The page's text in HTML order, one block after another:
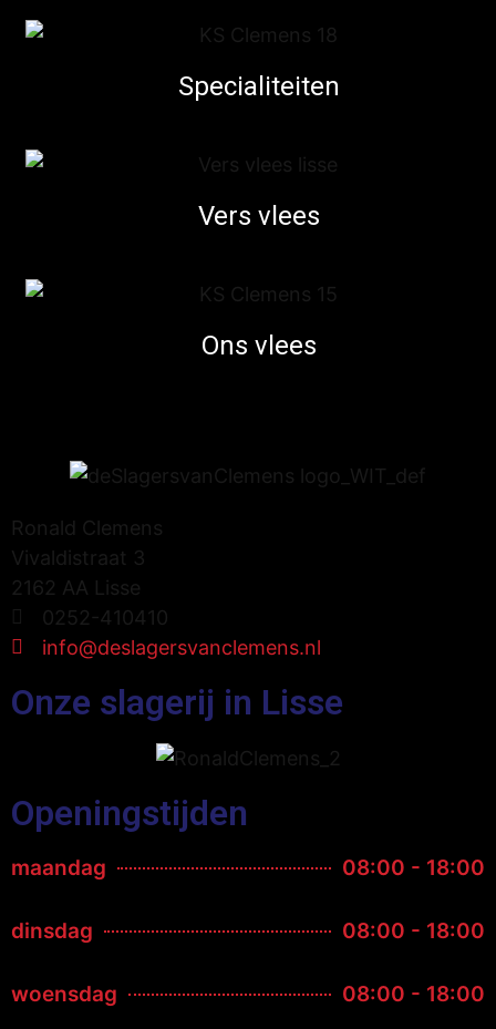
Specialiteiten
Vers vlees
Ons vlees
Ronald Clemens
Vivaldistraat 3
2162 AA Lisse
0252-410410
info@deslagersvanclemens.nl
Onze slagerij in Lisse
Openingstijden
maandag 08:00 - 18:00
dinsdag 08:00 - 18:00
woensdag 08:00 - 18:00